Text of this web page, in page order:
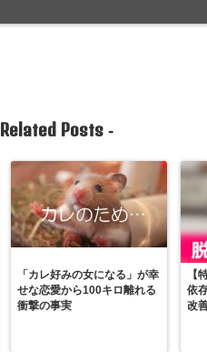
Related Posts-
「カレ好みの女になる」が幸
せな恋愛から100キロ離れる
衝撃の事実
【
依
改